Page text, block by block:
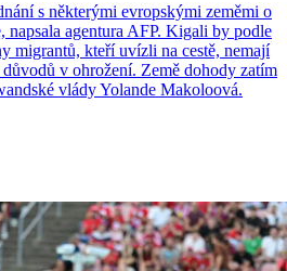
s některými evropskými zeměmi o
napsala agentura AFP. Kigali by podle
migrantů, kteří uvízli na cestě, nemají
v ohrožení. Země dohody zatím
vlády Yolande Makoloová.